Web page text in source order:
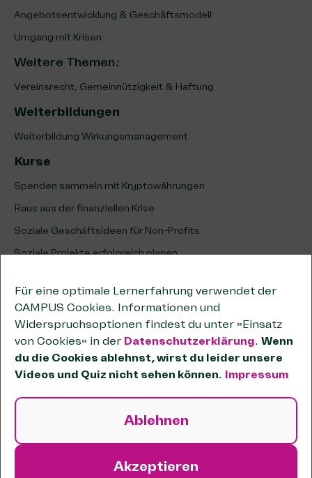
Für eine optimale Lernerfahrung verwendet der
CAMPUS Cookies. Informationen und
Widerspruchsoptionen findest du unter »Einsatz
von Cookies« in der Datenschutzerklärung. Wenn
du die Cookies ablehnst, wirst du leider unsere
Videos und Quiz nicht sehen können. Impressum
Akzeptieren
Ablehnen
Angebotsentwicklung & Geschäftsmodell
Umgang mit Krisen
Weitere Themen:
Vereinsrecht, Gemeinnützigkeit & Haftung
Weiterbildungen
Weiterbildung Wirkungsmanagement
Kurse
Spenden sammeln mit Kryptowährungen
Raus aus der finanziellen Krise
Soziale Geschäftsideen für Non-Profits
Soziale Projekte erfolgreich planen
Unternehmenskooperationen
Kooperationen wirksam planen
Tipps zum wirtschaftlichen Geschäftsbetrieb
Passende Förderstiftungen finden
Verein gründen